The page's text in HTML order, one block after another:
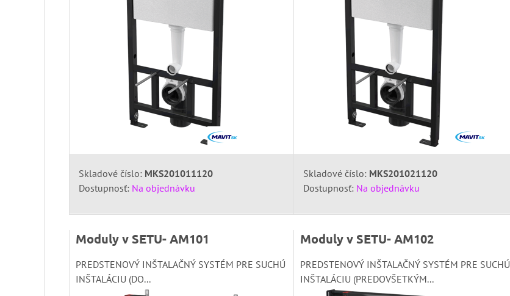
Skladové číslo: MKS201011120
Dostupnosť: Na objednávku
Skladové číslo: MKS201021120
Dostupnosť: Na objednávku
Moduly v SETU- AM101
PREDSTENOVÝ INŠTALAČNÝ SYSTÉM PRE SUCHÚ
INŠTALÁCIU (DO...
Moduly v SETU- AM102
PREDSTENOVÝ INŠTALAČNÝ SYSTÉM PRE SUCHÚ
INŠTALÁCIU (PREDOVŠETKÝM...